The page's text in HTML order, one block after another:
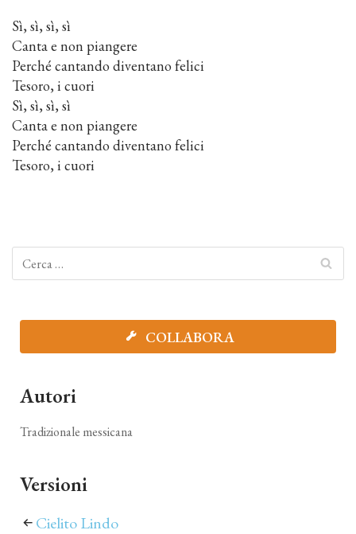
Sì, sì, sì, sì
Canta e non piangere
Perché cantando diventano felici
Tesoro, i cuori
Sì, sì, sì, sì
Canta e non piangere
Perché cantando diventano felici
Tesoro, i cuori
COLLABORA
Autori
Tradizionale messicana
Versioni
Cielito Lindo